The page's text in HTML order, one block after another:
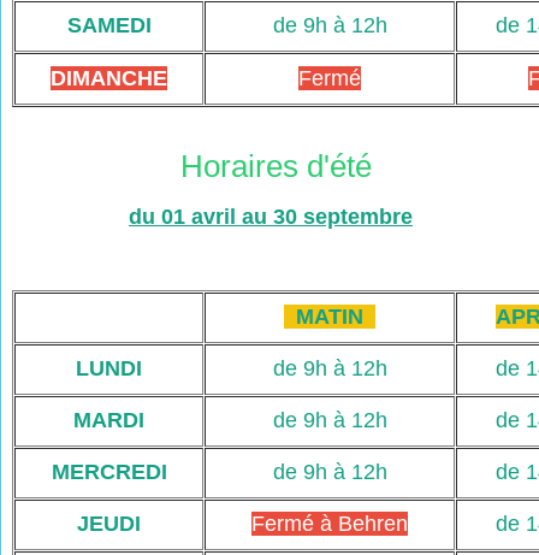
SAMEDI de 9h à 12h de
DIMANCHE Fermé
Horaires d'été
du 01 avril au 30 septembre
MATIN
LUNDI de 9h à 12h de
MARDI de 9h à 12h de
MERCREDI de 9h à 12h de
JEUDI Fermé à Behren de